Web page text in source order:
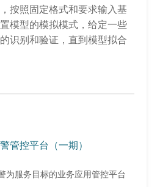
按照固定格式和要求输入基
模型的模拟模式，给定一些
识别和验证，直到模型拟合
管控平台（一期）
为服务目标的业务应用管控平台